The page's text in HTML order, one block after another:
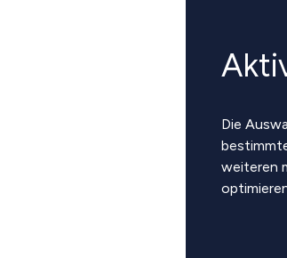
Die
weiteren